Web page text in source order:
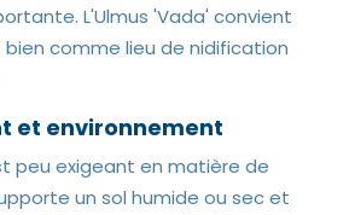
L'Ulmus 'Vada' convient
comme lieu de nidification
et environnement
peu exigeant en matière de
un sol humide ou sec et